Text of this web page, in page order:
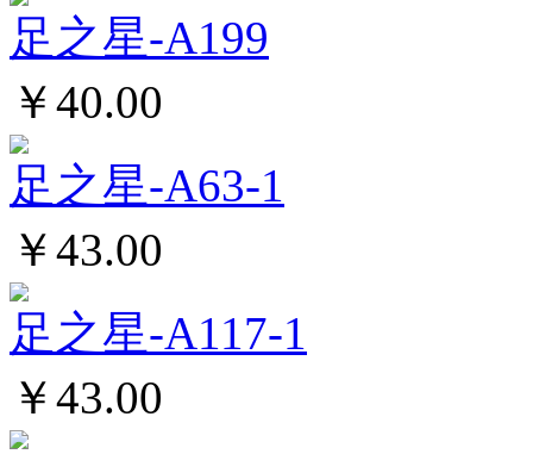
足之星-A199
￥40.00
足之星-A63-1
￥43.00
足之星-A117-1
￥43.00